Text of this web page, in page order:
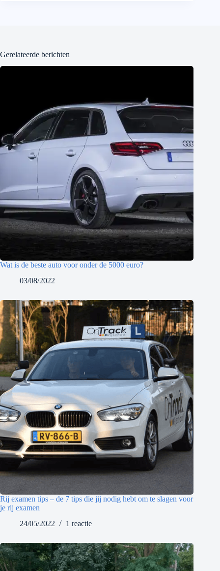
Gerelateerde berichten
Wat is de beste auto voor onder de 5000 euro?
03/08/2022
Rij examen tips – de 7 tips die jij nodig hebt om te slagen voor
je rij examen
24/05/2022
1 reactie